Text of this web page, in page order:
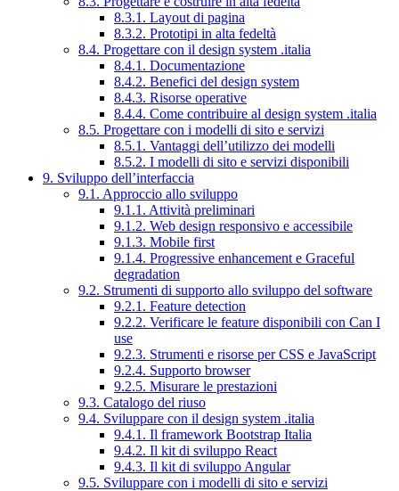
8.3.1. Layout di pagina
8.3.2. Prototipi in alta fedeltà
8.4. Progettare con il design system .italia
8.4.1. Documentazione
8.4.2. Benefici del design system
8.4.3. Risorse operative
8.4.4. Come contribuire al design system .italia
8.5. Progettare con i modelli di sito e servizi
8.5.1. Vantaggi dell’utilizzo dei modelli
8.5.2. I modelli di sito e servizi disponibili
9. Sviluppo dell’interfaccia
9.1. Approccio allo sviluppo
9.1.1. Attività preliminari
9.1.2. Web design responsivo e accessibile
9.1.3. Mobile first
9.1.4. Progressive enhancement e Graceful
degradation
9.2. Strumenti di supporto allo sviluppo del software
9.2.1. Feature detection
9.2.2. Verificare le feature disponibili con Can I
use
9.2.3. Strumenti e risorse per CSS e JavaScript
9.2.4. Supporto browser
9.2.5. Misurare le prestazioni
9.3. Catalogo del riuso
9.4. Sviluppare con il design system .italia
9.4.1. Il framework Bootstrap Italia
9.4.2. Il kit di sviluppo React
9.4.3. Il kit di sviluppo Angular
9.5. Sviluppare con i modelli di sito e servizi